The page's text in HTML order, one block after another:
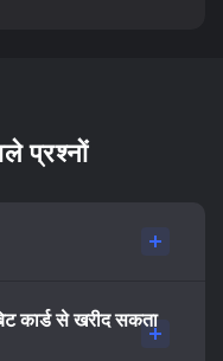
प्रश्नों
कार्ड से खरीद सकता